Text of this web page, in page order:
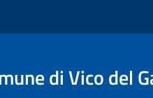
di Vico del